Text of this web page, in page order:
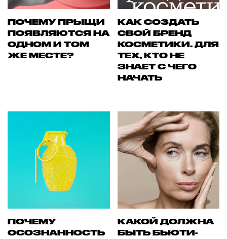
ПОЧЕМУ ПРЫЩИ
ПОЯВЛЯЮТСЯ НА
ОДНОМ И ТОМ
ЖЕ МЕСТЕ?
КАК СОЗДАТЬ
СВОЙ БРЕНД
КОСМЕТИКИ. ДЛЯ
ТЕХ, КТО НЕ
ЗНАЕТ С ЧЕГО
НАЧАТЬ
ПОЧЕМУ
ОСОЗНАННОСТЬ
КАКОЙ ДОЛЖНА
БЫТЬ БЬЮТИ-